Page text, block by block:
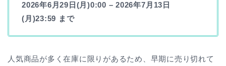
2026年6月29日(月)0:00 – 2026年7月13日
(月)23:59 まで
人気商品が多く在庫に限りがあるため、早期に売り切れて